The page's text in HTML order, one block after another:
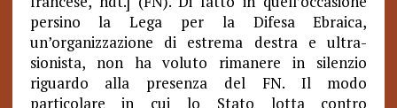
persino la Lega per la Difesa Ebraica,
un’organizzazione di estrema destra e ultra-
sionista, non ha voluto rimanere in silenzio
riguardo alla presenza del FN. Il modo
particolare in cui lo Stato lotta contro